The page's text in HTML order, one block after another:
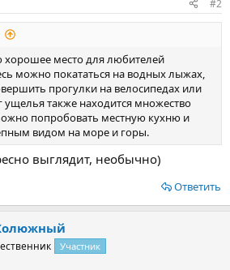
#2
хорошее место для любителей
можно покататься на водных лыжах,
прогулки на велосипедах или
также находится множество
попробовать местную кухню и
видом на море и горы.
выглядит, необычно)
Ответить
Участник